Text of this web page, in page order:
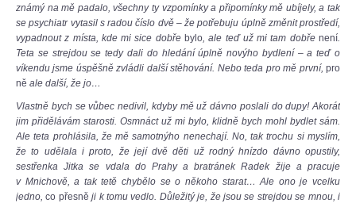
známý na mě padalo, všechny ty vzpomínky a připomínky mě ubíjely, a tak
se psychiatr vytasil s radou číslo dvě – že potřebuju úplně změnit prostředí,
vypadnout z místa, kde mi sice dobře bylo, ale teď už mi tam dobře není.
Teta se strejdou se tedy dali do hledání úplně novýho bydlení – a teď o
víkendu jsme úspěšně zvládli další stěhování. Nebo teda pro mě první, pro
ně ale další, že jo…
Vlastně bych se vůbec nedivil, kdyby mě už dávno poslali do dupy! Akorát
jim přidělávám starosti. Osmnáct už mi bylo, klidně bych mohl bydlet sám.
Ale teta prohlásila, že mě samotnýho nenechají. No, tak trochu si myslím,
že to udělala i proto, že její dvě děti už rodný hnízdo dávno opustily,
sestřenka Jitka se vdala do Prahy a bratránek Radek žije a pracuje
v Mnichově, a tak tetě chybělo se o někoho starat… Ale ono je vcelku
jedno,co přesně ji k tomu vedlo. Důležitý je, že jsou se strejdou se mnou, i